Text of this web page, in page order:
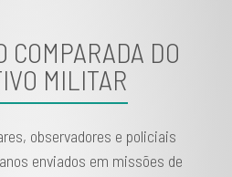
COMPARADA DO
MILITAR
observadores e policiais
enviados em missões de